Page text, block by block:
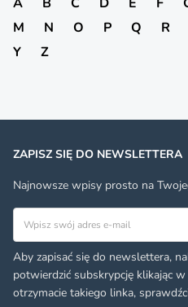
M
N O P Q R
Y
Z
ZAPISZ SIĘ DO NEWSLETTERA
Najnowsze wpisy prosto na
Adres email
Aby zapisać się do newslettera,
potwierdzić subskrypcję klikając
otrzymacie takiego linka,